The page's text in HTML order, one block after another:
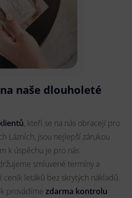
naše dlouholeté
, kteří se na nás obracejí pro
Lázních, jsou nejlepší zárukou
k úspěchu je pro nás
smluvené termíny a
letáků bez skrytých nákladů.
provádíme zdarma kontrolu